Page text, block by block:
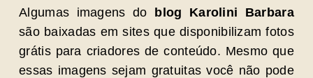
Algumas imagens do
blog Karolini Barbara
são baixadas em sites que disponibilizam fotos
grátis para criadores de conteúdo. Mesmo que
essas imagens sejam gratuitas você não pode